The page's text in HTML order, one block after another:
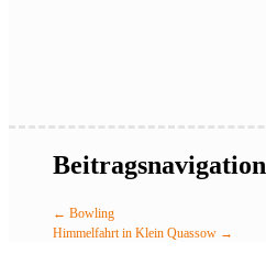
Beitragsnavigation
← Bowling
Himmelfahrt in Klein Quassow →